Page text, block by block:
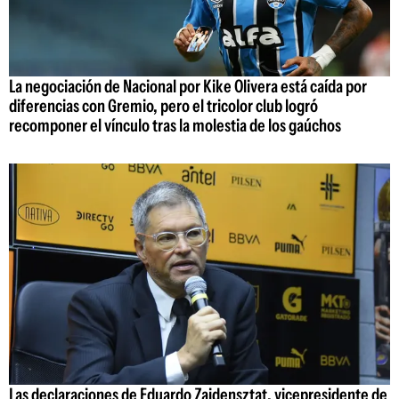
La negociación de Nacional por Kike Olivera está caída por
diferencias con Gremio, pero el tricolor club logró
recomponer el vínculo tras la molestia de los gaúchos
Las declaraciones de Eduardo Zaidensztat, vicepresidente de